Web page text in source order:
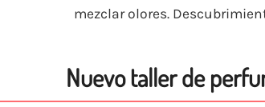
mezclar olores.
Nuevo taller de